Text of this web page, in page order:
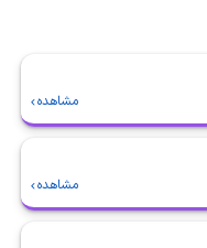
مشاهده
مشاهده